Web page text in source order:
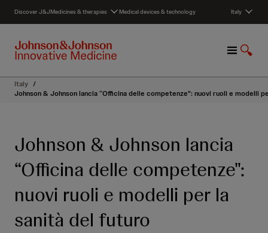
c
Discover J&JMedicines & therapies Medical devices & technology Italy
M
n
u
S
o
w
Italy /
Johnson & Johnson lancia “Officina delle competenze": nuovi ruoli e modelli
Johnson & Johnson lancia
“Officina delle competenze":
nuovi ruoli e modelli per la
sanità del futuro